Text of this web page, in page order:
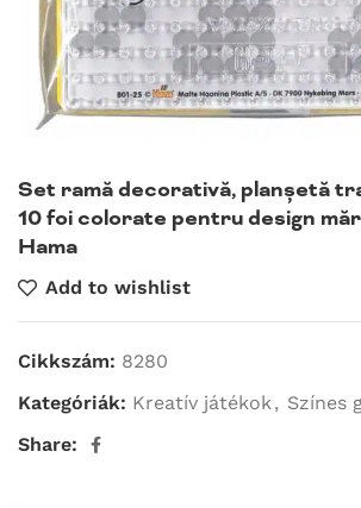
Set ramă decorativă, planșetă
10 foi colorate pentru design
Hama
Add to wishlist
Cikkszám: 8280
Kategóriák: Kreatív játékok , Színes
Share: